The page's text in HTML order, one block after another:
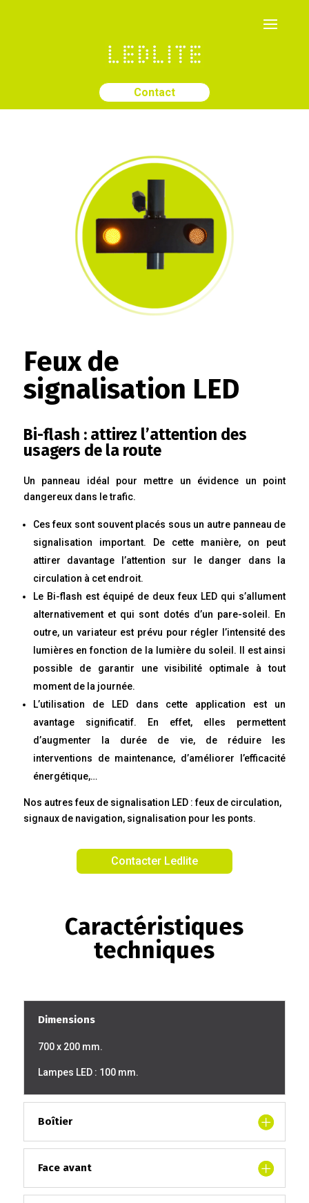
Contact
Feux de
signalisation LED
Bi-flash : attirez l’attention des
usagers de la route
Un panneau idéal pour mettre un évidence un point
dangereux dans le trafic.
Ces feux sont souvent placés sous un autre panneau de
signalisation important. De cette manière, on peut
attirer davantage l’attention sur le danger dans la
circulation à cet endroit.
Le Bi-flash est équipé de deux feux LED qui s’allument
alternativement et qui sont dotés d’un pare-soleil. En
outre, un variateur est prévu pour régler l’intensité des
lumières en fonction de la lumière du soleil. Il est ainsi
possible de garantir une visibilité optimale à tout
moment de la journée.
L’utilisation de LED dans cette application est un
avantage significatif. En effet, elles permettent
d’augmenter la durée de vie, de réduire les
interventions de maintenance, d’améliorer l’efficacité
énergétique,…
Nos autres feux de signalisation LED : feux de circulation,
signaux de navigation, signalisation pour les ponts.
Contacter Ledlite
Caractéristiques
techniques
Dimensions
700 x 200 mm.
Lampes LED : 100 mm.
Boîtier
Face avant